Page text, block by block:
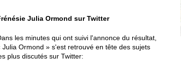
Julia Ormond sur Twitter
les minutes qui ont suivi l'annonce du résultat,
Julia Ormond » s'est retrouvé en tête des sujets
plus discutés sur Twitter: